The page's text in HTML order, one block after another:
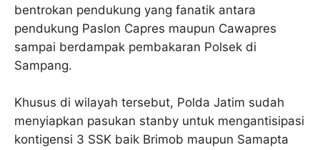
bentrokan pendukung yang fanatik antara
pendukung Paslon Capres maupun Cawapres
sampai berdampak pembakaran Polsek di
Sampang.
Khusus di wilayah tersebut, Polda Jatim sudah
menyiapkan pasukan stanby untuk mengantisipasi
kontigensi 3 SSK baik Brimob maupun Samapta